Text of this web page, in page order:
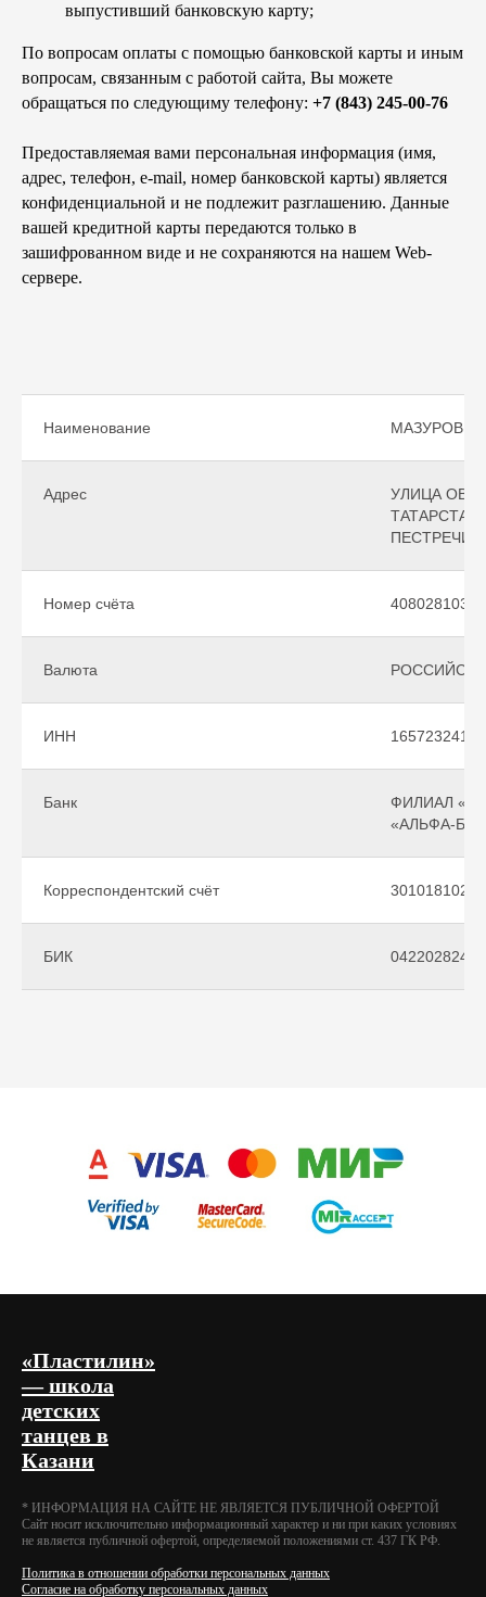
выпустивший банковскую карту;
По вопросам оплаты с помощью банковской карты и иным
вопросам, связанным с работой сайта, Вы можете
обращаться по следующиму телефону: +7 (843) 245-00-76
Предоставляемая вами персональная информация (имя,
адрес, телефон, e-mail, номер банковской карты) является
конфиденциальной и не подлежит разглашению. Данные
вашей кредитной карты передаются только в
зашифрованном виде и не сохраняются на нашем Web-
сервере.
Наименование МАЗУРОВ
Адрес
УЛИЦА
ТАТАРСТАН
Номер счёта
Валюта
ИНН
Банк
ФИЛИАЛ
«АЛЬФА-
Корреспондентский счёт
БИК 042202824
«Пластилин»
— школа
детских
танцев в
Казани
* ИНФОРМАЦИЯ НА САЙТЕ НЕ ЯВЛЯЕТСЯ ПУБЛИЧНОЙ ОФЕРТОЙ
Cайт носит исключительно информационный характер и ни при каких условиях
не является публичной офертой, определяемой положениями ст. 437 ГК РФ.
Политика в отношении обработки персональных данных
Согласие на обработку персональных данных